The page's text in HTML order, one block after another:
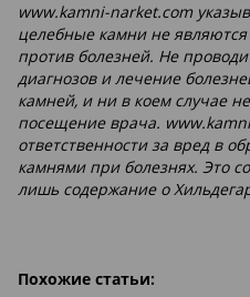
www.kamni-narket.com
целебные камни не
против болезней. Не
диагнозов и лечение
камней, и ни в коем случае
посещение врача.
ответственности за вред в
камнями при болезнях. Это
лишь содержание о
Похожие статьи: